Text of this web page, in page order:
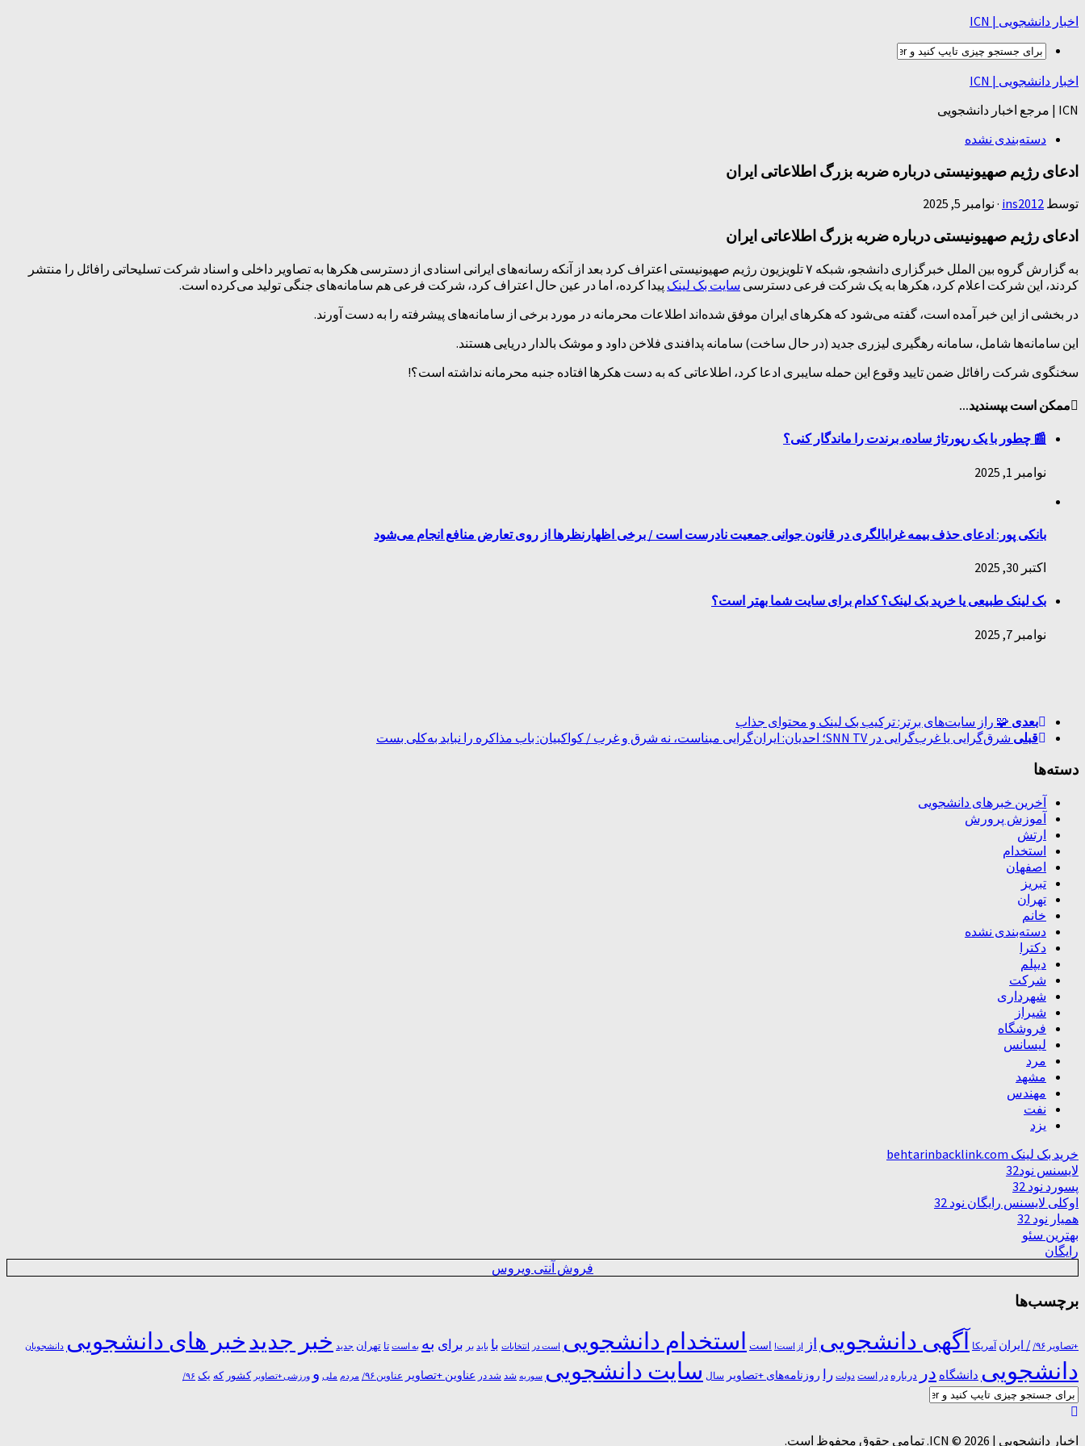
اخبار دانشجویی | ICN
اخبار دانشجویی | ICN
ICN | مرجع اخبار دانشجویی
دسته‌بندی نشده
ادعای رژیم صهیونیستی درباره ضربه بزرگ اطلاعاتی ایران
توسط ins2012
· نوامبر 5, 2025
ادعای رژیم صهیونیستی درباره ضربه بزرگ اطلاعاتی ایران
به گزارش گروه بین الملل خبرگزاری دانشجو، شبکه ۷ تلویزیون رژیم صهیونیستی اعتراف کرد بعد از آنکه رسانه‌های ایرانی اسنادی از دسترسی هکر‌ها به تصاویر داخلی و اسناد شرکت تسلیحاتی رافائل را منتشر
کردند، این شرکت اعلام کرد، هکر‌ها به یک شرکت فرعی دسترسی سایت بک لینک پیدا کرده، اما در عین حال اعتراف کرد، شرکت فرعی هم سامانه‌های جنگی تولید می‌کرده است.
در بخشی از این خبر آمده است، گفته می‌شود که هکر‌های ایران موفق شده‌اند اطلاعات محرمانه در مورد برخی از سامانه‌های پیشرفته را به دست آورند.
این سامانه‌ها شامل، سامانه رهگیری لیزری جدید (در حال ساخت) سامانه پدافندی فلاخن داود و موشک بالدار دریایی هستند.
سخنگوی شرکت رافائل ضمن تایید وقوع این حمله سایبری ادعا کرد، اطلاعاتی که به دست هکر‌ها افتاده جنبه محرمانه نداشته است؟!
ممکن است بپسندید...
📰 چطور با یک رپورتاژ ساده، برندت را ماندگار کنی؟
نوامبر 1, 2025
بانکی پور: ادعای حذف بیمه غرابالگری در قانون جوانی جمعیت نادرست است / برخی اظهارنظرها از روی تعارض منافع انجام می‌شود
اکتبر 30, 2025
بک لینک طبیعی یا خرید بک لینک؟ کدام برای سایت شما بهتر است؟
نوامبر 7, 2025
بعدی 🧩 راز سایت‌های برتر: ترکیب بک لینک و محتوای جذاب
قبلی شرق‌گرایی یا غرب‌گرایی در SNN TV؛ احدیان: ایران‌گرایی مبناست، نه شرق و غرب / کواکبیان: باب مذاکره را نباید به‌کلی بست
دسته‌ها
آخرین خبرهای دانشجویی
آموزش پرورش
ارتش
استخدام
اصفهان
تبریز
تهران
خانم
دسته‌بندی نشده
دکترا
دیپلم
شرکت
شهرداری
شیراز
فروشگاه
لیسانس
مرد
مشهد
مهندس
نفت
یزد
خرید بک لینک behtarinbacklink.com
لایسنس نود32
پسورد نود 32
اوکلی لایسنس رایگان نود 32
همیار نود 32
بهترین سئو
رایگان
فروش آنتی ویروس
برچسب‌ها
+تصاویر ۹۶/ / ایران آمریکا آگهی دانشجویی از از است! است استخدام دانشجویی است در انتخابات با باید بر برای به به است تا تهران جدید خبر جدیدخبر های دانشجویی دانشجویان
دانشجویی دانشگاه در درباره در ﺍﺳﺖ دولت را روزنامه‌های +تصاویر سال سایت دانشجویی سوریه شد شد در عناوین +تصاویر عناوین ۹۶/ مردم ملی و ورزشی +تصاویر کشور که یک ۹۶/
اخبار دانشجویی | ICN © 2026. تمامی حقوق محفوظ است.